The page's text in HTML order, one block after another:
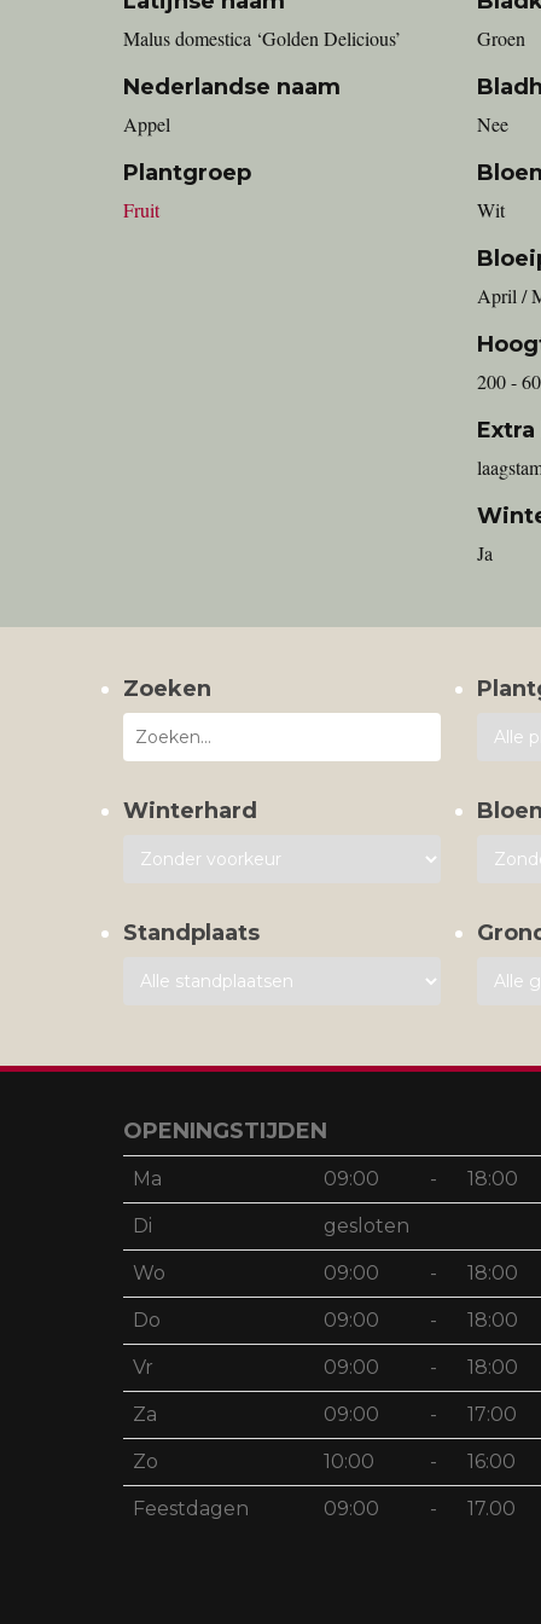
Malus domestica ‘Golden Delicious’
Nederlandse naam
appel
Plantgroep
Fruit
Groen
Nee
Wit
April /
200 -
Ja
Zoeken
Winterhard
Standplaats
OPENINGSTIJDEN
Ma 09:00 - 18:00
Di gesloten
Wo 09:00 - 18:00
Do 09:00 - 18:00
Vr 09:00 - 18:00
Za 09:00 - 17:00
Zo 10:00 - 16:00
Feestdagen 09:00 - 17.00